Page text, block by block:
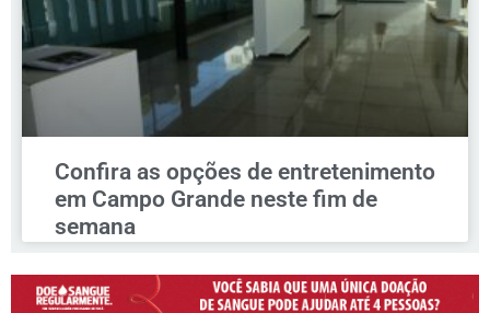
Confira as opções de entretenimento
em Campo Grande neste fim de
semana